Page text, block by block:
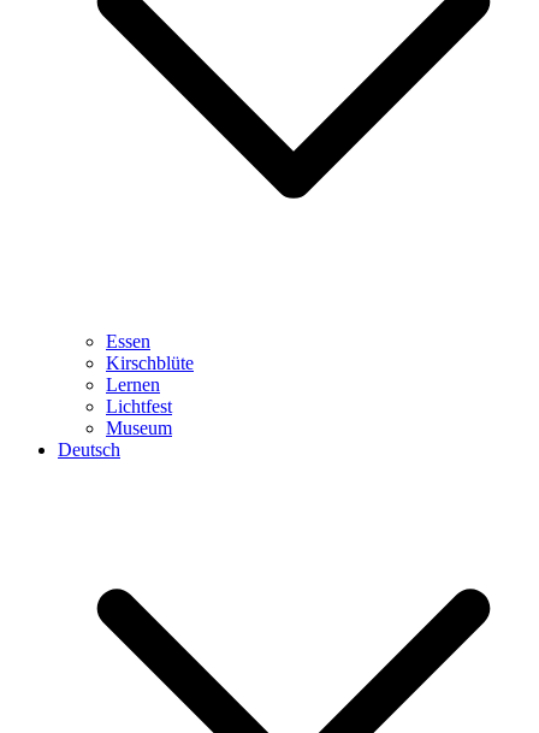
Essen
Kirschblüte
Lernen
Lichtfest
Museum
Deutsch